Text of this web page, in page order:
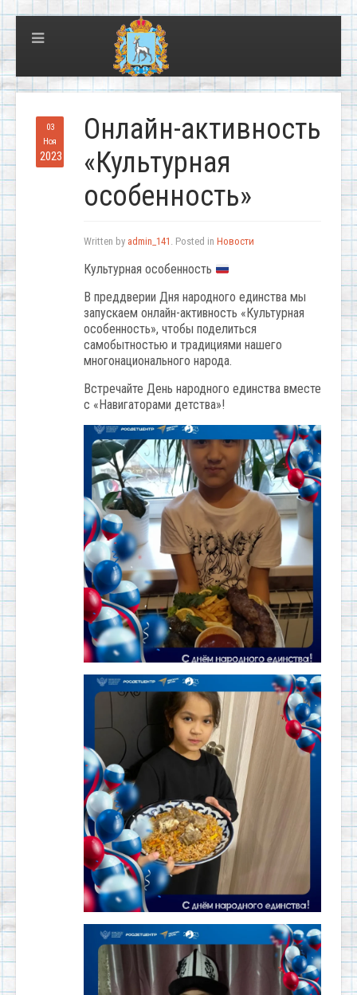
03
Ноя
2023
Онлайн-активность
«Культурная
особенность»
Written by admin_141 . Posted in Новости
Культурная особенность
В преддверии Дня народного единства мы
запускаем онлайн-активность «Культурная
особенность», чтобы поделиться
самобытностью и традициями нашего
многонационального народа.
Встречайте День народного единства вместе
с «Навигаторами детства»!